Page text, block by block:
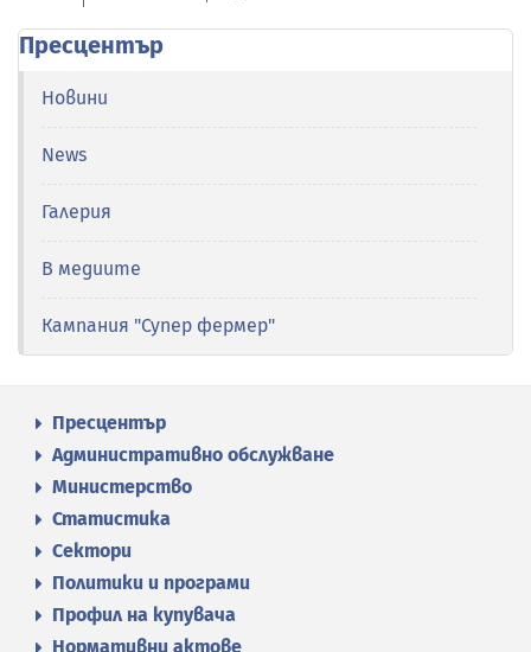
Пресцентър
Новини
News
Галерия
В медиите
Кампания "Супер фермер"
Пресцентър
Административно обслужване
Министерство
Статистика
Сектори
Политики и програми
Профил на купувача
Нормативни актове